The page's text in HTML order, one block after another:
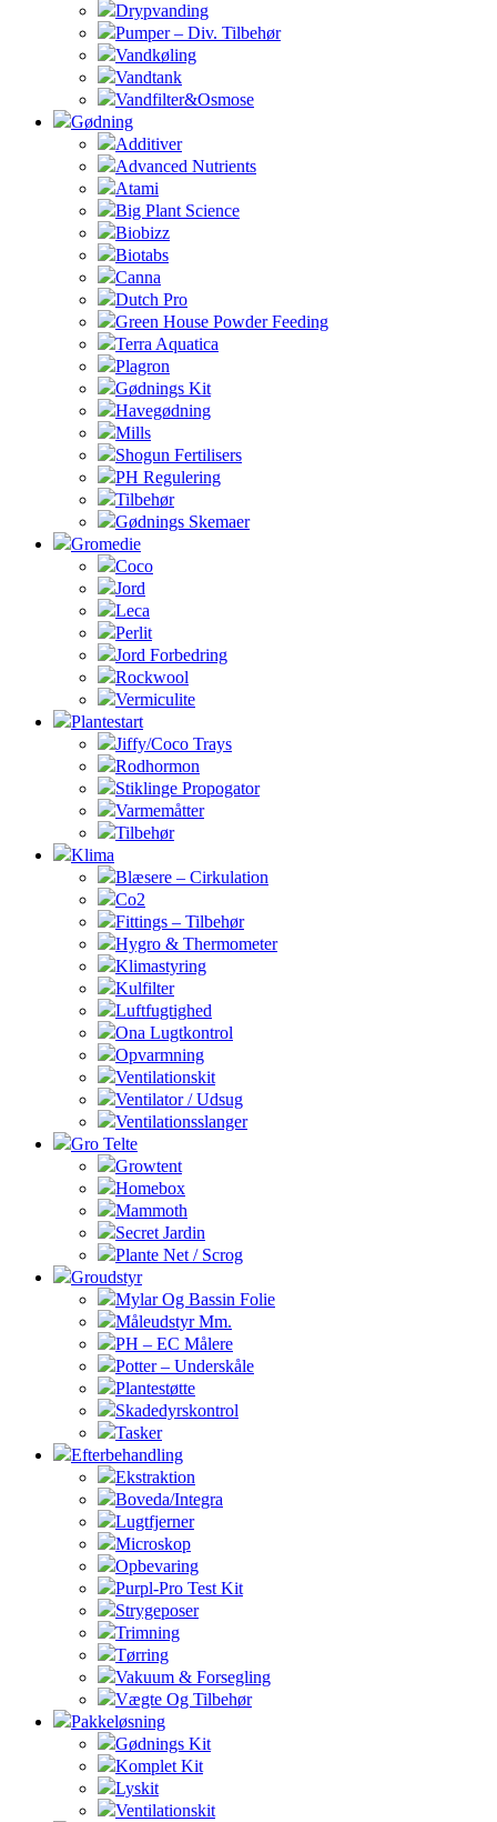
Drypvanding
Pumper – Div. Tilbehør
Vandkøling
Vandtank
Vandfilter&Osmose
Gødning
Additiver
Advanced Nutrients
Atami
Big Plant Science
Biobizz
Biotabs
Canna
Dutch Pro
Green House Powder Feeding
Terra Aquatica
Plagron
Gødnings Kit
Havegødning
Mills
Shogun Fertilisers
PH Regulering
Tilbehør
Gødnings Skemaer
Gromedie
Coco
Jord
Leca
Perlit
Jord Forbedring
Rockwool
Vermiculite
Plantestart
Jiffy/Coco Trays
Rodhormon
Stiklinge Propogator
Varmemåtter
Tilbehør
Klima
Blæsere – Cirkulation
Co2
Fittings – Tilbehør
Hygro & Thermometer
Klimastyring
Kulfilter
Luftfugtighed
Ona Lugtkontrol
Opvarmning
Ventilationskit
Ventilator / Udsug
Ventilationsslanger
Gro Telte
Growtent
Homebox
Mammoth
Secret Jardin
Plante Net / Scrog
Groudstyr
Mylar Og Bassin Folie
Måleudstyr Mm.
PH – EC Målere
Potter – Underskåle
Plantestøtte
Skadedyrskontrol
Tasker
Efterbehandling
Ekstraktion
Boveda/Integra
Lugtfjerner
Microskop
Opbevaring
Purpl-Pro Test Kit
Strygeposer
Trimning
Tørring
Vakuum & Forsegling
Vægte Og Tilbehør
Pakkeløsning
Gødnings Kit
Komplet Kit
Lyskit
Ventilationskit